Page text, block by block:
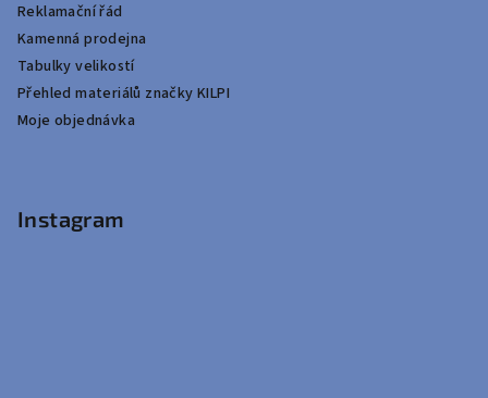
Reklamační řád
Kamenná prodejna
Tabulky velikostí
Přehled materiálů značky KILPI
Moje objednávka
Instagram